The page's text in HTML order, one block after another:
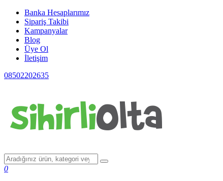
Banka Hesaplarımız
Sipariş Takibi
Kampanyalar
Blog
Üye Ol
İletişim
08502202635
0